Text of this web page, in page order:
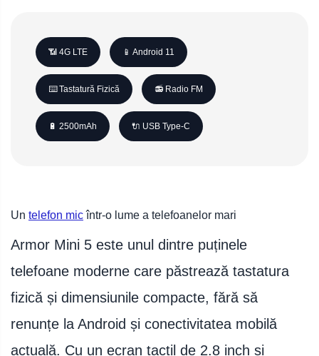
📶 4G LTE 📱 Android 11
⌨️ Tastatură Fizică 📻 Radio FM
🔋 2500mAh 🔌 USB Type-C
Un telefon micîntr-o lume a telefoanelor mari
Armor Mini 5 este unul dintre puținele
telefoane moderne care păstrează tastatura
fizică și dimensiunile compacte, fără să
renunțe la Android și conectivitatea mobilă
actuală. Cu un ecran tactil de 2.8 inch și